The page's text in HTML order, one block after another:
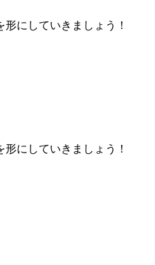
にしていきましょう！
にしていきましょう！